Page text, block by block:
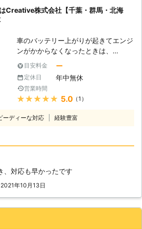
利用くださいませ。
けられるようになったのです。 この
することができます。もしも車のエン
ジンが止まった場合、弊社までご連絡
くださいませ。連絡後、弊社スタッフ
がお客様の元へ駆けつけて車のバッテ
リーを充電させていただきます。
Creative株式会社【千葉・群馬・北海
車のバッテリー上がりが起きてエンジ
ンがかからなくなったときは、
Creative株式会社にご連絡ください。
お客様のもとに出張し、エンジンをか
けるお手伝いをいたしま
す。
<24時間365日車のバッテリー上がり
対応！> Creative株式会社は24時間
私たちは車のトラブルバスターズとし
て、レッカーやロードサービスを承っ
目安料金 ー
定休日 年中無休
営業時間
★★★★★ 5.0（1）
ーディーな対応 経験豊富
、対応も早かったです
2021年10月13日